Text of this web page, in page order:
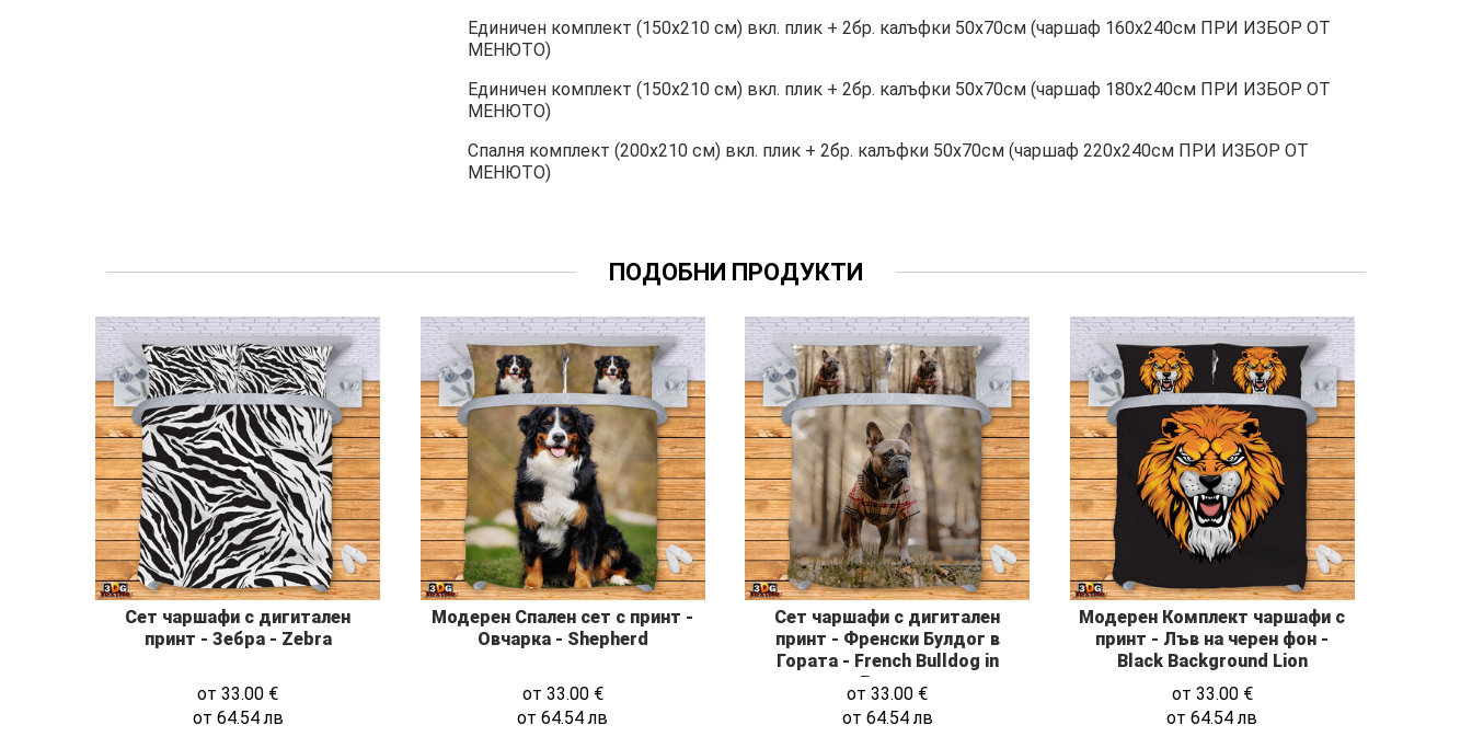
Единичен комплект (150х210 см) вкл. плик + 2бр. калъфки 50х70см (чаршаф 160х240см ПРИ ИЗБОР ОТ
МЕНЮТО)
Единичен комплект (150х210 см) вкл. плик + 2бр. калъфки 50х70см (чаршаф 180х240см ПРИ ИЗБОР ОТ
МЕНЮТО)
Спалня комплект (200х210 см) вкл. плик + 2бр. калъфки 50х70см (чаршаф 220х240см ПРИ ИЗБОР ОТ
МЕНЮТО)
ПОДОБНИ ПРОДУКТИ
Сет чаршафи с дигитален
принт - Зебра - Zebra
от33.00 €
от 64.54 лв
Модерен Спален сет с принт -
Овчарка - Shepherd
от 33.00 €
от64.54лв
Сет чаршафи с дигитален
принт - Френски Булдог в
Гората - French Bulldog in
Forest
от33.00 €
от 64.54 лв
Модерен Комплект чаршафи с
принт - Лъв на черен фон -
Black Background Lion
от 33.00 €
от64.54лв